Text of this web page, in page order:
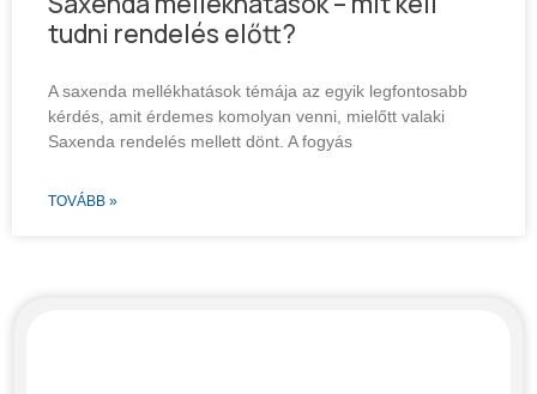
tudni rendelés előtt?
A saxenda mellékhatások témája az egyik legfontosabb
kérdés, amit érdemes komolyan venni, mielőtt valaki
Saxenda rendelés mellett dönt. A fogyás
TOVÁBB »